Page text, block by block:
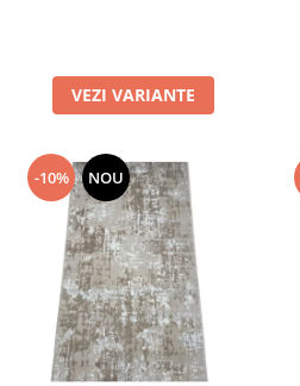
VEZI VARIANTE
-10% NOU